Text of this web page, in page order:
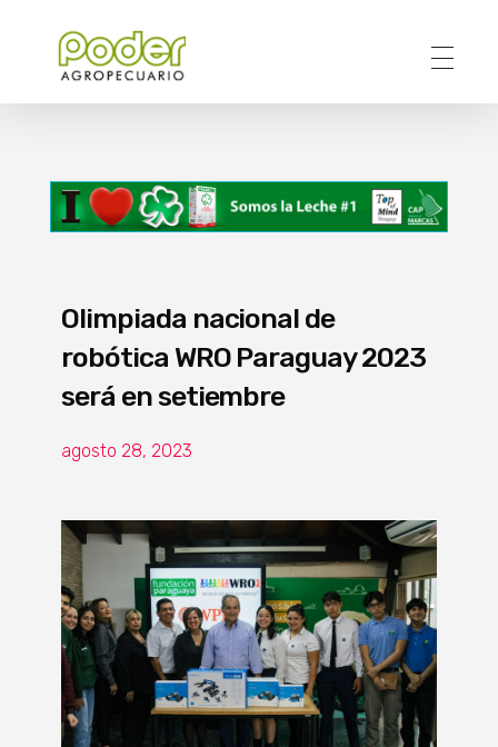
Olimpiada nacional de
robótica WRO Paraguay 2023
será en setiembre
agosto 28, 2023